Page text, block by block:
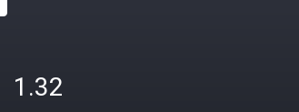
1.32